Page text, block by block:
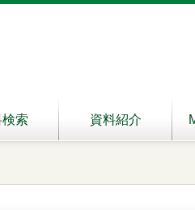
索 資料紹介